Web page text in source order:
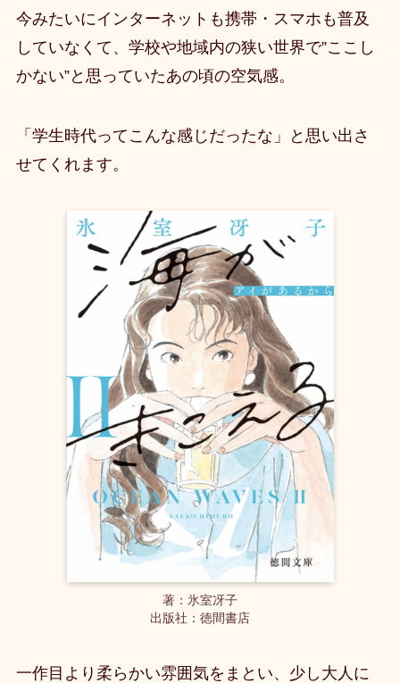
今みたいにインターネットも携帯・スマホも普及
していなくて、学校や地域内の狭い世界で”ここし
かない”と思っていたあの頃の空気感。
「学生時代ってこんな感じだったな」と思い出さ
せてくれます。
著：氷室冴子
出版社：徳間書店
一作目より柔らかい雰囲気をまとい、少し大人に